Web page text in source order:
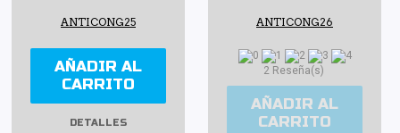
ANTICONG25
AÑADIR AL
CARRITO
DETALLES
ANTICONG26
2 Reseña(s)
AÑADIR AL
CARRITO